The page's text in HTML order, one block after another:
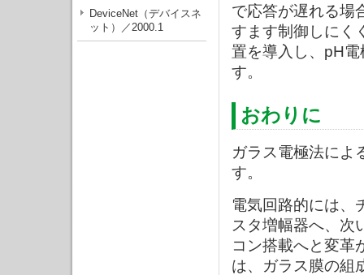
DeviceNet（デバイスネ
ット）／2000.1
で応答が遅れる場
すます制御しにく
置を導入し、pH
す。
おわりに
ガラス電極法によ
す。
電気回路的には、
スタ増幅器へ、次
コン搭載へと変革
は、ガラス膜の組